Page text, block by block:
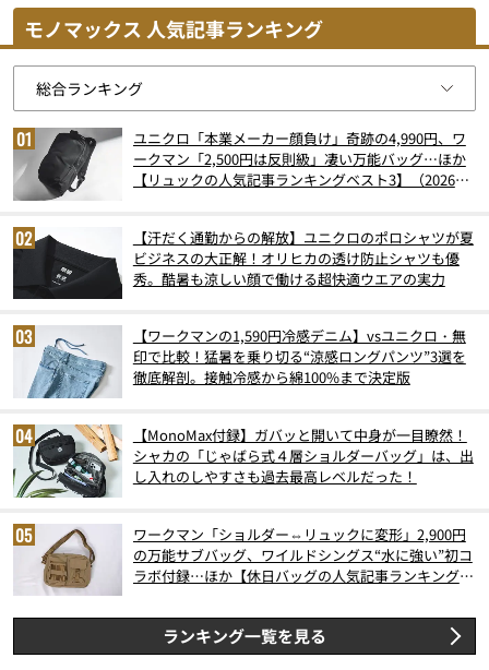
モノマックス 人気記事ランキング
ユニクロ「本業メーカー顔負け」奇跡の4,990円、ワ
ークマン「2,500円は反則級」凄い万能バッグ…ほか
【リュックの人気記事ランキングベスト3】（2026年
【汗だく通勤からの解放】ユニクロのポロシャツが夏
ビジネスの大正解！オリヒカの透け防止シャツも優
秀。酷暑も涼しい顔で働ける超快適ウエアの実力
【ワークマンの1,590円冷感デニム】vsユニクロ・無
印で比較！猛暑を乗り切る“涼感ロングパンツ”3選を
徹底解剖。接触冷感から綿100%まで決定版
【MonoMax付録】ガバッと開いて中身が一目瞭然！
シャカの「じゃばら式４層ショルダーバッグ」は、出
し入れのしやすさも過去最高レベルだった！
ワークマン「ショルダー⇔リュックに変形」2,900円
の万能サブバッグ、ワイルドシングス“水に強い”初コ
ラボ付録…ほか【休日バッグの人気記事ランキングベ
ランキング一覧を見る